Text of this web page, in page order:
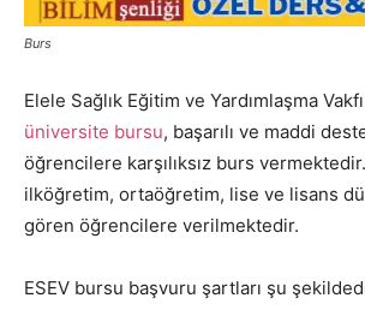
Burs
Elele Sağlık Eğitim ve Yardımlaşma
üniversite bursu, başarılı ve maddi
öğrencilere karşılıksız burs
ilköğretim, ortaöğretim, lise ve lisans
gören öğrencilere verilmektedir.
ESEV bursu başvuru şartları şu